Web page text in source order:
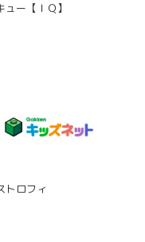
ュー【ＩＱ】
トロフィ